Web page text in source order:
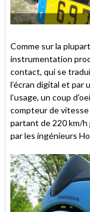
Comme sur la
instrumentation
contact, qui se
l’écran digital et par
l’usage, un coup
compteur de vitesse
partant de 220 km/h
par les ingénieurs